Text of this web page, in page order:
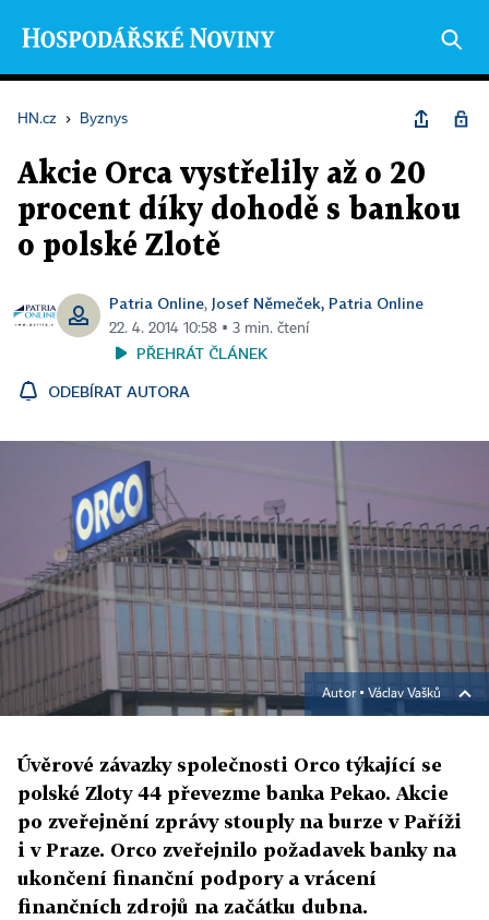
HN.cz › Byznys
Akcie Orca vystřelily až o 20
procent díky dohodě s bankou
o polské Zlotě
Patria Online, Josef Němeček, Patria Online
22. 4. 2014 10:58 ▪ 3 min. čtení
PŘEHRÁT ČLÁNEK
ODEBÍRAT AUTORA
Autor ▪ Václav Vašků
Úvěrové závazky společnosti Orco týkající se
polské Zloty 44 převezme banka Pekao. Akcie
po zveřejnění zprávy stouply na burze v Paříži
i v Praze. Orco zveřejnilo požadavek banky na
ukončení finanční podpory a vrácení
finančních zdrojů na začátku dubna.